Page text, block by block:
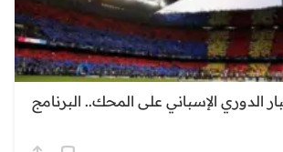
تضع كبار الدوري الإسباني على المحك.. البرنامج